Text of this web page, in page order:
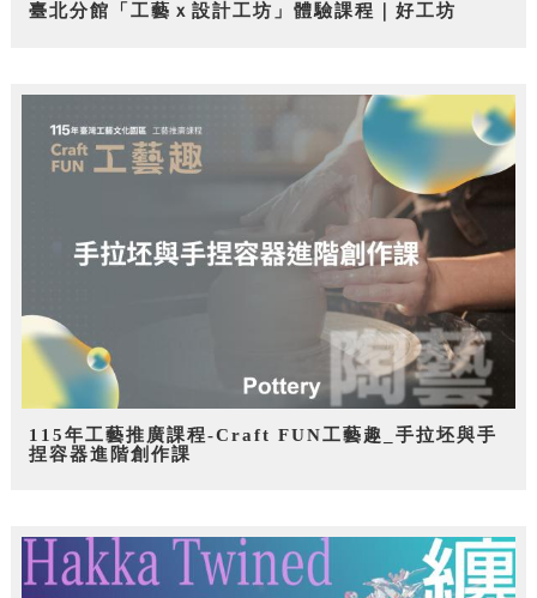
臺北分館「工藝ｘ設計工坊」體驗課程｜好工坊
115年工藝推廣課程-Craft FUN工藝趣_手拉坯與手
捏容器進階創作課